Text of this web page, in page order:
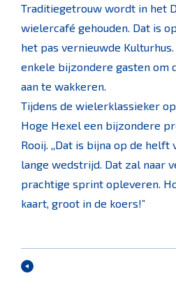
Traditiegetrouw wordt in het
wielercafé gehouden. Dat is
het pas vernieuwde
enkele bijzondere gasten
aan te wakkeren.
Tijdens de wielerklassieker
Hoge Hexel een bijzondere
Rooij. ,,Dat is bijna op de helft
lange wedstrijd. Dat zal naar
prachtige sprint opleveren.
kaart, groot in de koers!”